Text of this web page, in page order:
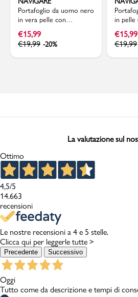
Portafoglio da uomo nero
in vera pelle con
portamonete Navigare
€15,99
€19,99 -20%
in pelle
€15,99
€19,99
La valutazione sul
Ottimo
4,5/5
14.663
recensioni
Le nostre recensioni a 4 e 5 stelle.
Clicca qui per leggerle tutte >
Precedente Successivo
Oggi
Tutto come da descrizione e tempi di